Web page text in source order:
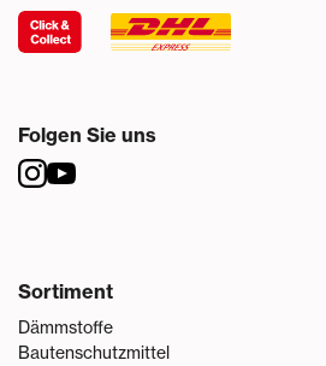
Folgen Sie uns
Sortiment
Dämmstoffe
Bautenschutzmittel